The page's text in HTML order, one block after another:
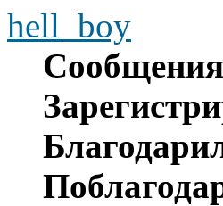
hell_boy